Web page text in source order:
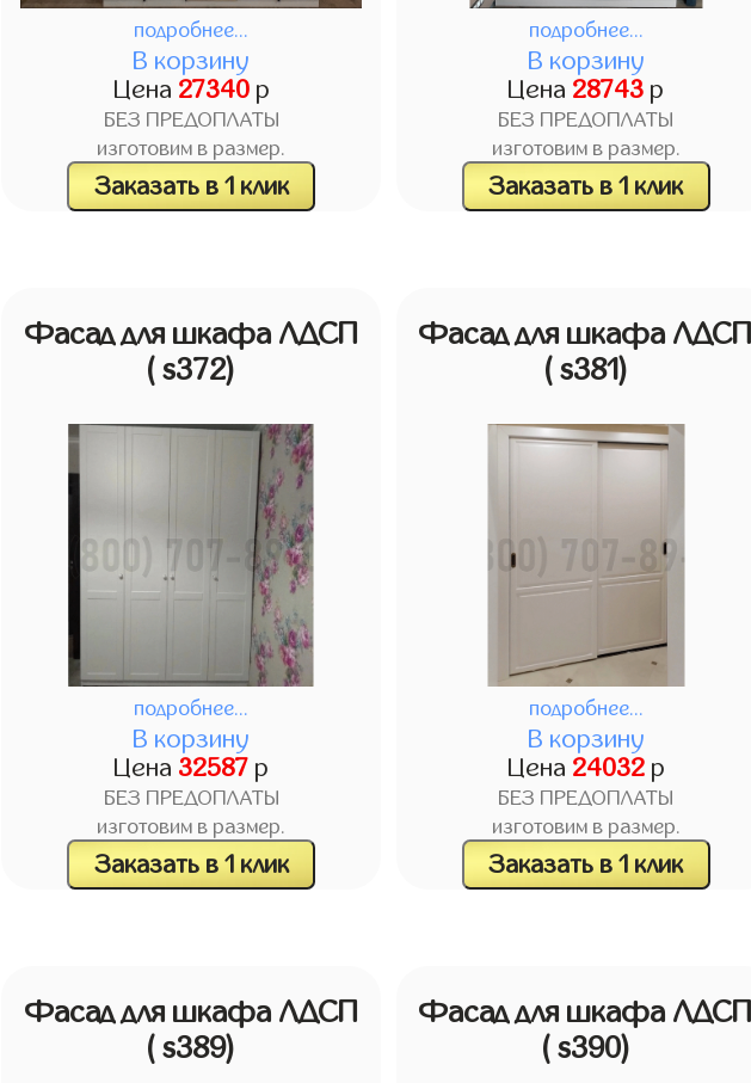
подробнее...
В корзину
Цена 27340р
БЕЗ ПРЕДОПЛАТЫ
изготовим в размер.
Заказать в 1 клик
подробнее...
В корзину
Цена 28743 р
БЕЗ ПРЕДОПЛАТЫ
изготовим в размер.
Заказать в 1 клик
Фасад для шкафа ЛДСП
( s372)
подробнее...
В корзину
Цена 32587 р
БЕЗ ПРЕДОПЛАТЫ
изготовим в размер.
Заказать в 1 клик
Фасад для шкафа ЛДСП
( s381)
подробнее...
В корзину
Цена 24032р
БЕЗ ПРЕДОПЛАТЫ
изготовим в размер.
Заказать в 1 клик
Фасад для шкафа ЛДСП
( s389)
Фасад для шкафа ЛДСП
( s390)